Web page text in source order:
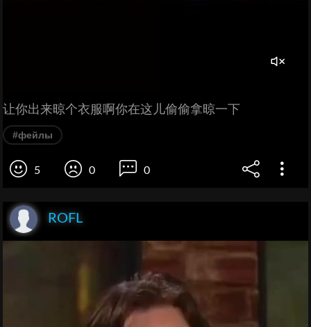
让你出来晾个衣服啊你在这儿偷偷拿晾一下
#фейлы
5 0 0
ROFL